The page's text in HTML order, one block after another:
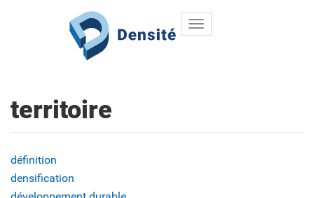
Aller au contenu principal
Toggle
territoire
définition
densification